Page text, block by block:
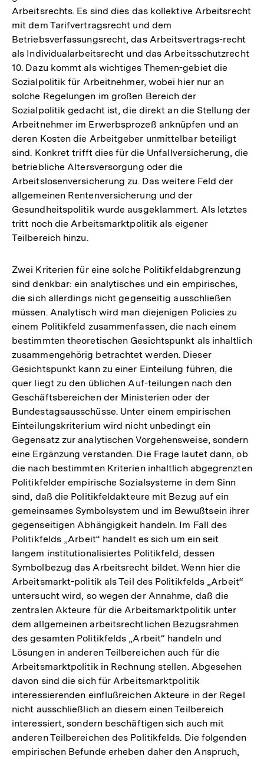
Arbeitsrechts. Es sind dies das kollektive Arbeitsrecht
mit dem Tarifvertragsrecht und dem
Betriebsverfassungsrecht, das Arbeitsvertrags-recht
als Individualarbeitsrecht und das Arbeitsschutzrecht
10. Dazu kommt als wichtiges Themen-gebiet die
Sozialpolitik für Arbeitnehmer, wobei hier nur an
solche Regelungen im großen Bereich der
Sozialpolitik gedacht ist, die direkt an die Stellung der
Arbeitnehmer im Erwerbsprozeß anknüpfen und an
deren Kosten die Arbeitgeber unmittelbar beteiligt
sind. Konkret trifft dies für die Unfallversicherung, die
betriebliche Altersversorgung oder die
Arbeitslosenversicherung zu. Das weitere Feld der
allgemeinen Rentenversicherung und der
Gesundheitspolitik wurde ausgeklammert. Als letztes
tritt noch die Arbeitsmarktpolitik als eigener
Teilbereich hinzu.
Zwei Kriterien für eine solche Politikfeldabgrenzung
sind denkbar: ein analytisches und ein empirisches,
die sich allerdings nicht gegenseitig ausschließen
müssen. Analytisch wird man diejenigen Policies zu
einem Politikfeld zusammenfassen, die nach einem
bestimmten theoretischen Gesichtspunkt als inhaltlich
zusammengehörig betrachtet werden. Dieser
Gesichtspunkt kann zu einer Einteilung führen, die
quer liegt zu den üblichen Auf-teilungen nach den
Geschäftsbereichen der Ministerien oder der
Bundestagsausschüsse. Unter einem empirischen
Einteilungskriterium wird nicht unbedingt ein
Gegensatz zur analytischen Vorgehensweise, sondern
eine Ergänzung verstanden. Die Frage lautet dann, ob
die nach bestimmten Kriterien inhaltlich abgegrenzten
Politikfelder empirische Sozialsysteme in dem Sinn
sind, daß die Politikfeldakteure mit Bezug auf ein
gemeinsames Symbolsystem und im Bewußtsein ihrer
gegenseitigen Abhängigkeit handeln. Im Fall des
Politikfelds „Arbeit“ handelt es sich um ein seit
langem institutionalisiertes Politikfeld, dessen
Symbolbezug das Arbeitsrecht bildet. Wenn hier die
Arbeitsmarkt-politik als Teil des Politikfelds „Arbeit“
untersucht wird, so wegen der Annahme, daß die
zentralen Akteure für die Arbeitsmarktpolitik unter
dem allgemeinen arbeitsrechtlichen Bezugsrahmen
des gesamten Politikfelds „Arbeit“ handeln und
Lösungen in anderen Teilbereichen auch für die
Arbeitsmarktpolitik in Rechnung stellen. Abgesehen
davon sind die sich für Arbeitsmarktpolitik
interessierenden einflußreichen Akteure in der Regel
nicht ausschließlich an diesem einen Teilbereich
interessiert, sondern beschäftigen sich auch mit
anderen Teilbereichen des Politikfelds. Die folgenden
empirischen Befunde erheben daher den Anspruch,